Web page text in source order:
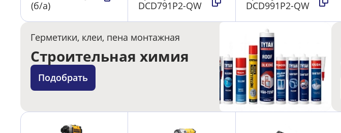
(б/а)
DCD791P2-QW
DCD991P2-QW
Герметики, клеи, пена монтажная
Строительная химия
Подобрать